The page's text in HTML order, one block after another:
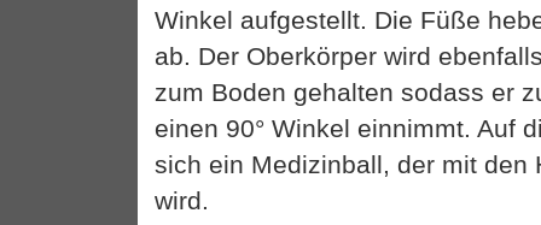
Winkel aufgestellt. Die Füße
ab. Der Oberkörper wird
zum Boden gehalten sodass er
einen 90° Winkel einnimmt. Auf
sich ein Medizinball, der mit den
wird.